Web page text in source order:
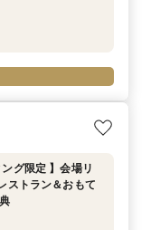
グ限定 】会場リ
ストラン＆おもて